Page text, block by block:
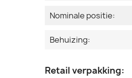
Nominale positie:
Behuizing:
Retail verpakking: